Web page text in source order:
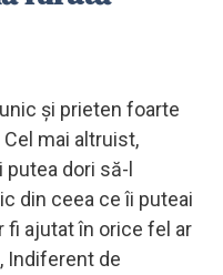
și prieten foarte
mai altruist,
putea dori să-l
din ceea ce îi puteai
fi ajutat în orice fel ar
Indiferent de